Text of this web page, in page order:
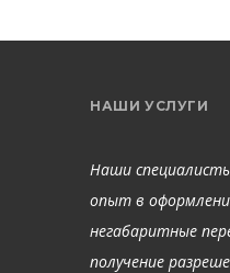
НАШИ УСЛУГИ
Наши
опыт в
негабаритные
получение